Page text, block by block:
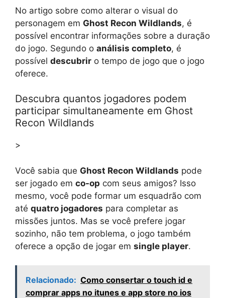
No artigo sobre como alterar o visual do
personagem em Ghost Recon Wildlands, é
possível encontrar informações sobre a duração
do jogo. Segundo o análisis completo, é
possível descubrir o tempo de jogo que o jogo
oferece.
Descubra quantos jogadores podem
participar simultaneamente em Ghost
Recon Wildlands
>
Você sabia que Ghost Recon Wildlands pode
ser jogado em co-op com seus amigos? Isso
mesmo, você pode formar um esquadrão com
até quatro jogadores para completar as
missões juntos. Mas se você prefere jogar
sozinho, não tem problema, o jogo também
oferece a opção de jogar em single player.
Relacionado: Como consertar o touch id e
comprar apps no itunes e app store no ios